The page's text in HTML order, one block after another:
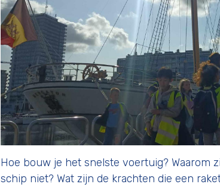
Hoe bouw je het snelste voertuig? Waarom
schip niet? Wat zijn de krachten die een